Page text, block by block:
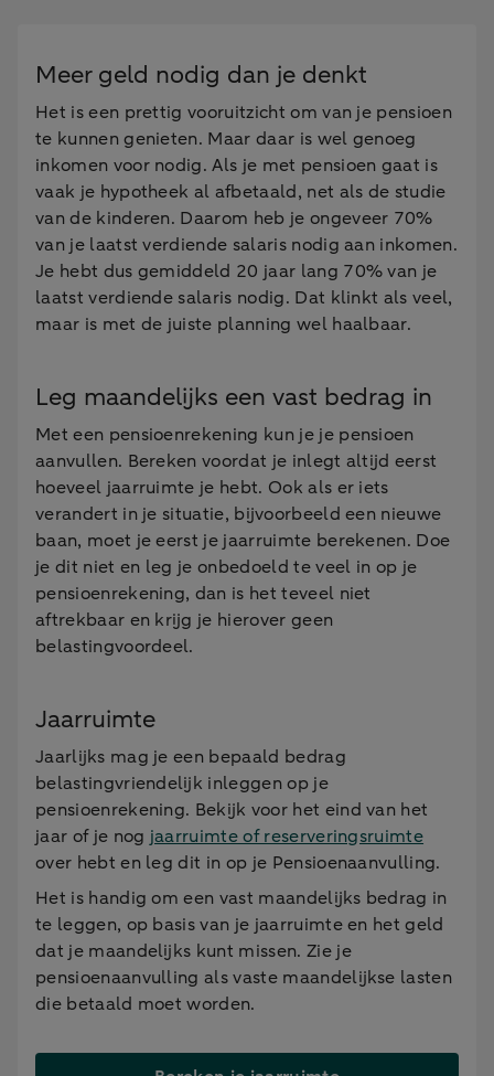
Meer geld nodig dan je denkt
Het is een prettig vooruitzicht om van je pensioen
te kunnen genieten. Maar daar is wel genoeg
inkomen voor nodig. Als je met pensioen gaat is
vaak je hypotheek al afbetaald, net als de studie
van de kinderen. Daarom heb je ongeveer 70%
van je laatst verdiende salaris nodig aan inkomen.
Je hebt dus gemiddeld 20 jaar lang 70% van je
laatst verdiende salaris nodig. Dat klinkt als veel,
maar is met de juiste planning wel haalbaar.
Leg maandelijks een vast bedrag in
Met een pensioenrekening kun je je pensioen
aanvullen. Bereken voordat je inlegt altijd eerst
hoeveel jaarruimte je hebt. Ook als er iets
verandert in je situatie, bijvoorbeeld een nieuwe
baan, moet je eerst je jaarruimte berekenen. Doe
je dit niet en leg je onbedoeld te veel in op je
pensioenrekening, dan is het teveel niet
aftrekbaar en krijg je hierover geen
belastingvoordeel.
Jaarruimte
Jaarlijks mag je een bepaald bedrag
belastingvriendelijk inleggen op je
pensioenrekening. Bekijk voor het eind van het
jaar of je nog jaarruimte of reserveringsruimte
over hebt en leg dit in op je Pensioenaanvulling.
Het is handig om een vast maandelijks bedrag in
te leggen, op basis van je jaarruimte en het geld
dat je maandelijks kunt missen. Zie je
pensioenaanvulling als vaste maandelijkse lasten
die betaald moet worden.